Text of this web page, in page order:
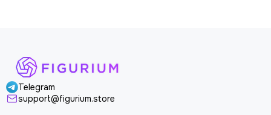
Telegram
support@figurium.store